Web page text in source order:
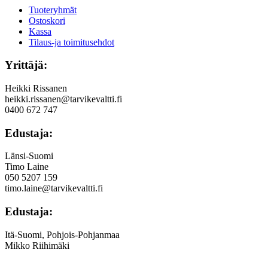
Tuoteryhmät
Ostoskori
Kassa
Tilaus-ja toimitusehdot
Yrittäjä:
Heikki Rissanen
heikki.rissanen@tarvikevaltti.fi
0400 672 747
Edustaja:
Länsi-Suomi
Timo Laine
050 5207 159
timo.laine@tarvikevaltti.fi
Edustaja:
Itä-Suomi, Pohjois-Pohjanmaa
Mikko Riihimäki